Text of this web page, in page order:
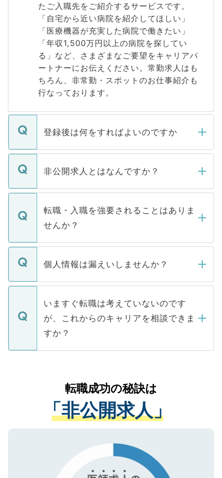
たご入職先をご紹介するサービスです。
「自宅から近い病院を紹介してほしい」
「医療機器が充実した病院で働きたい」
「年収1,500万円以上の病院を探してい
る」など、さまざまなご要望をキャリアパ
ートナーにお伝えください。常勤求人はも
ちろん、非常勤・スポットのお仕事紹介も
行なっております。
登録後は何をすればよいのですか
ご登録いただきましたら、弊社担当者がご
登録内容を確認し、その後メールもしくは
ます。通常、5営業日以内にはご連絡をせて
いただきますので、しばらくお待ちくださ
非公開求人とはなんですか？
マイナビDOCTORで取り扱っている求人の
うち約3割は、Webサイトからご覧いただ
けない「非公開求人」です。非公開求人は
下記の理由によって、一般には公開してい
ません。
■応募殺到を避けるため 人気のある医療機
関を公にしてしまうと、応募が殺到する場
に、医療機関が求める条件に合った人材の
みを人材紹介会社に依頼するケースが増え
ています。
転職・入職を強要されることはありま
せんか？
転職・入職を強要することは一切ありませ
ん。また、仮に応募先から内定をいただい
定を承諾する必要はありません。内定先へ
の辞退の連絡はキャリアパートナーが行い
個人情報は漏えいしませんか？
個人情報が漏えいすることはありませんの
で、ご安心ください。当サイトからの登録
などで収集したご登録者様の個人情報は、
ご本人のキャリアアップおよび転職活動の
支援を目的に使用いたします。お預かりし
ているすべての個人データはご本人の許可
は、個人情報の取り扱いについての厳密な
管理基準を満たした事業者のみに付与され
る、プライバシーマークを取得済みです。
で、機密保持に関してもご安心ください。
いますぐ転職は考えていないのです
が、これからのキャリアを相談できま
すか？
かがいして、現在の医療機関の状況や紹介
経験をまじえながら、適切なアドバイスを
させていただきます。すぐにご転職をされ
ない方には、長期的なサポートが可能です
ので、まずはご登録ください。
転職成功の秘訣は
「非公開求人」